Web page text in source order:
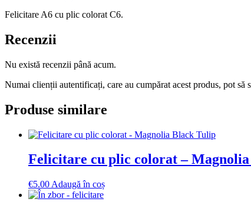
Felicitare A6 cu plic colorat C6.
Recenzii
Nu există recenzii până acum.
Numai clienții autentificați, care au cumpărat acest produs, pot să
Produse similare
Felicitare cu plic colorat –
€5.00 Adaugă în coș